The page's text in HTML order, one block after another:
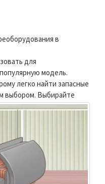
в
для
модель.
легко найти запасные
выбором. Выбирайте